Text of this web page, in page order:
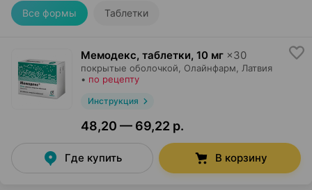
Все формы Таблетки
Мемодекс, таблетки, 10 мг ×30
покрытые оболочкой, Олайнфарм , Латвия
• по рецепту
Инструкция
48,20 — 69,22 р.
Где купить В корзину